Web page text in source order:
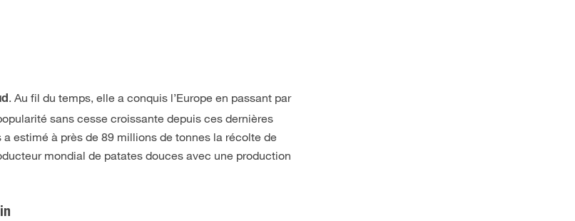
. Au fil du temps, elle a conquis l’Europe en passant par
sans cesse croissante depuis ces dernières
estimé à près de 89 millions de tonnes la récolte de
mondial de patates douces avec une production